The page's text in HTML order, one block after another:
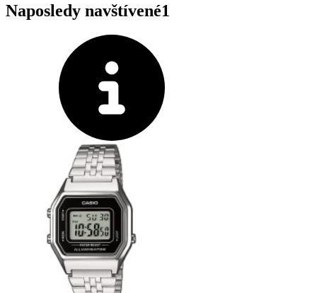
Naposledy navštívené1